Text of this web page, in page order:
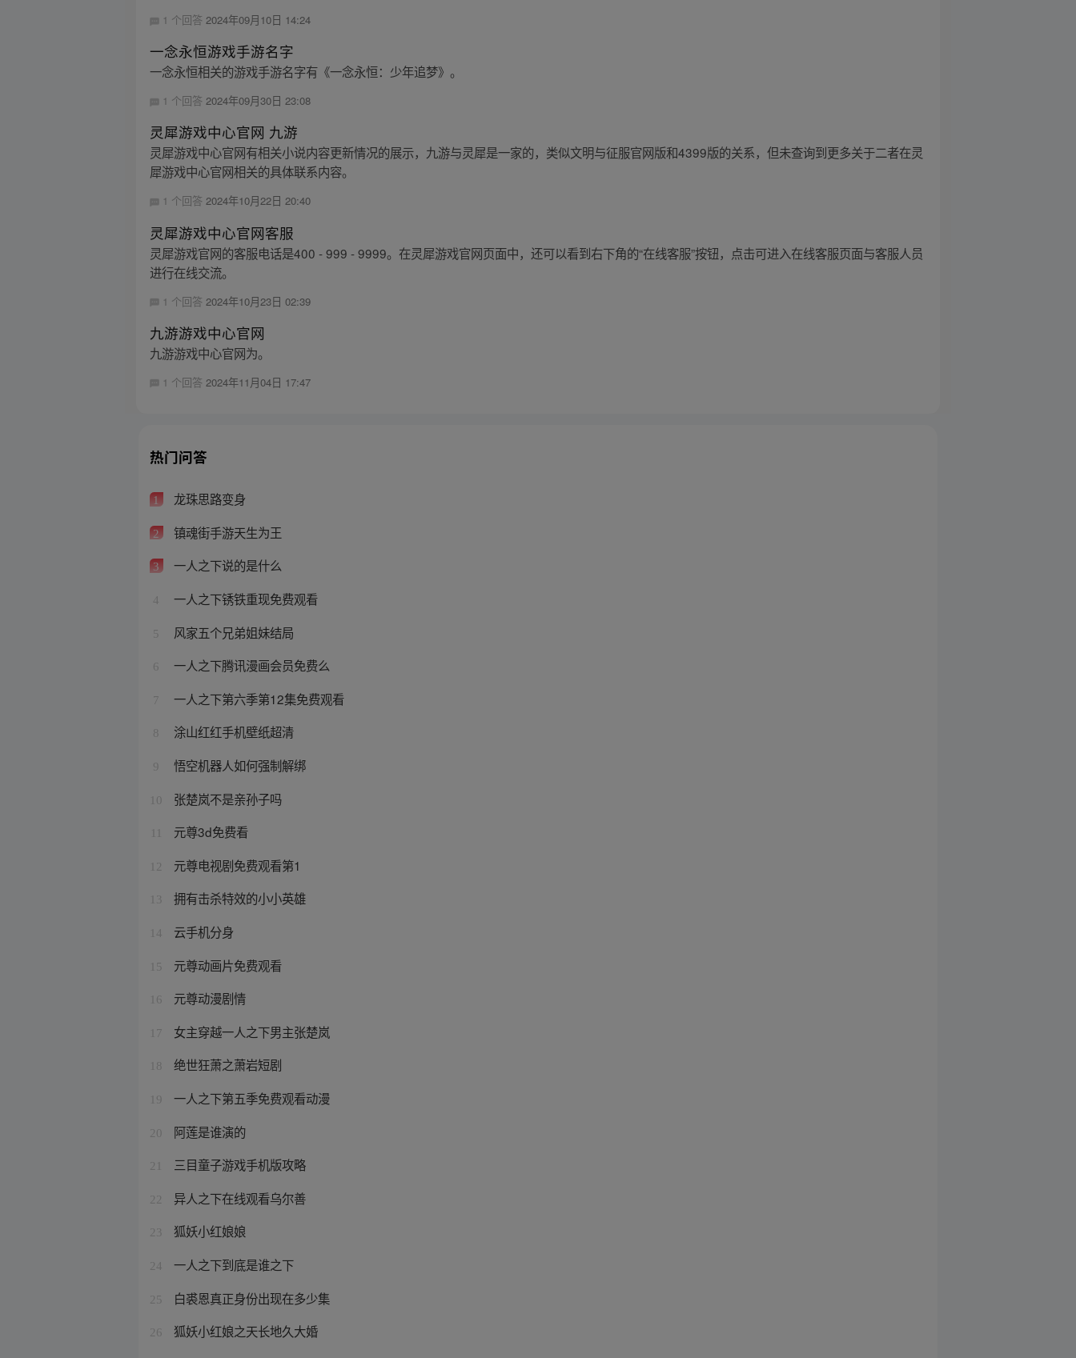
1 个回答2024年09月10日 14:24
一念永恒游戏手游名字
一念永恒相关的游戏手游名字有《一念永恒：少年追梦》。
1 个回答2024年09月30日 23:08
灵犀游戏中心官网 九游
灵犀游戏中心官网有相关小说内容更新情况的展示，九游与灵犀是一家的，类似文明与征服官网版和4399版的关系，但未查询到更多关于二者在灵
犀游戏中心官网相关的具体联系内容。
1 个回答2024年10月22日 20:40
灵犀游戏中心官网客服
灵犀游戏官网的客服电话是400 - 999 - 9999。在灵犀游戏官网页面中，还可以看到右下角的“在线客服”按钮，点击可进入在线客服页面与客服人员
进行在线交流。
1 个回答 2024年10月23日 02:39
九游游戏中心官网
九游游戏中心官网为。
1 个回答 2024年11月04日 17:47
热门问答
1 龙珠思路变身
2 镇魂街手游天生为王
3 一人之下说的是什么
4 一人之下锈铁重现免费观看
5 风家五个兄弟姐妹结局
6 一人之下腾讯漫画会员免费么
7 一人之下第六季第12集免费观看
8 涂山红红手机壁纸超清
9 悟空机器人如何强制解绑
10 张楚岚不是亲孙子吗
元尊3d免费看
12 元尊电视剧免费观看第1
13 拥有击杀特效的小小英雄
14 云手机分身
15 元尊动画片免费观看
16 元尊动漫剧情
17 女主穿越一人之下男主张楚岚
18 绝世狂萧之萧岩短剧
19 一人之下第五季免费观看动漫
20 阿莲是谁演的
21 三目童子游戏手机版攻略
22 异人之下在线观看乌尔善
23 狐妖小红娘娘
24 一人之下到底是谁之下
25 白裘恩真正身份出现在多少集
26
狐妖小红娘之天长地久大婚